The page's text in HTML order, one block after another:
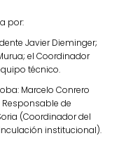
por:
Javier Dieminger;
el Coordinador
técnico.
Marcelo Conrero
Responsable de
(Coordinador del
institucional).